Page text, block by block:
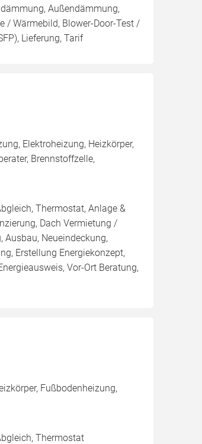
Außendämmung,
/ Wärmebild, Blower-Door-Test /
Lieferung, Tarif
Elektroheizung, Heizkörper,
Brennstoffzelle,
Thermostat, Anlage &
Dach Vermietung /
Neueindeckung,
Erstellung Energiekonzept,
Vor-Ort Beratung,
Fußbodenheizung,
Thermostat